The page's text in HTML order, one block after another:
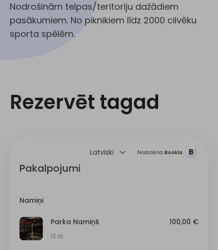
Nodrošinām telpas/teritoriju dažādiem
pasākumiem. No piknikiem līdz 2000 cilvēku
sporta spēlēm.
Rezervēt tagad